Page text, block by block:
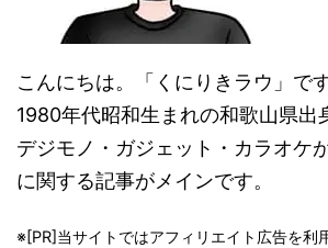
こんにちは。「くにりきラウ」です
1980年代昭和生まれの和歌山県出
デジモノ・ガジェット・カラオケ
に関する記事がメインです。
※[PR]当サイトではアフィリエイト広告を利